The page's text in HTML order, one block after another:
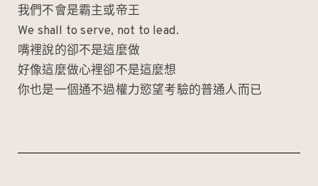
我們不會是霸主或帝王
We shall to serve, not to lead.
嘴裡說的卻不是這麼做
好像這麼做心裡卻不是這麼想
你也是一個通不過權力慾望考驗的普通人而已